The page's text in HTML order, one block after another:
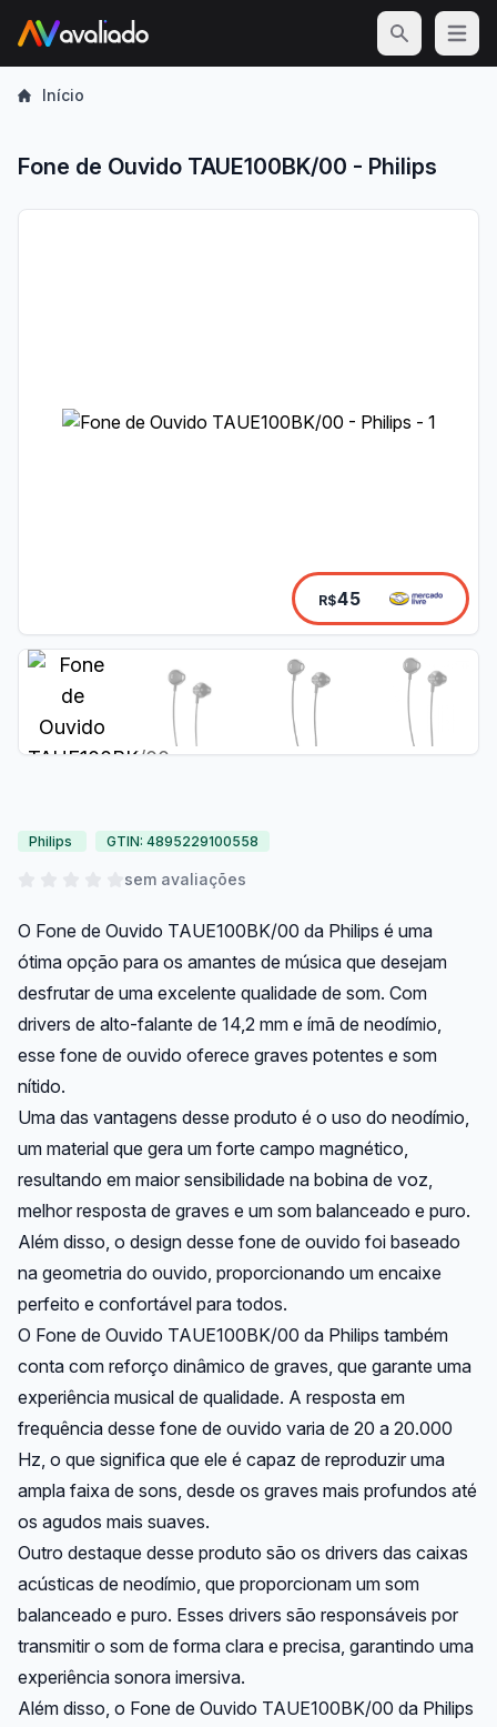
Open
Início
Fone de Ouvido TAUE100BK/00 - Philips
R$45
Philips GTIN: 4895229100558
sem avaliações
O Fone de Ouvido TAUE100BK/00 da Philips é uma
ótima opção para os amantes de música que desejam
desfrutar de uma excelente qualidade de som. Com
drivers de alto-falante de 14,2 mm e ímã de neodímio,
esse fone de ouvido oferece graves potentes e som
nítido.
Uma das vantagens desse produto é o uso do neodímio,
um material que gera um forte campo magnético,
resultando em maior sensibilidade na bobina de voz,
melhor resposta de graves e um som balanceado e puro.
Além disso, o design desse fone de ouvido foi baseado
na geometria do ouvido, proporcionando um encaixe
perfeito e confortável para todos.
O Fone de Ouvido TAUE100BK/00 da Philips também
conta com reforço dinâmico de graves, que garante uma
experiência musical de qualidade. A resposta em
frequência desse fone de ouvido varia de 20 a 20.000
Hz, o que significa que ele é capaz de reproduzir uma
ampla faixa de sons, desde os graves mais profundos até
os agudos mais suaves.
Outro destaque desse produto são os drivers das caixas
acústicas de neodímio, que proporcionam um som
balanceado e puro. Esses drivers são responsáveis por
transmitir o som de forma clara e precisa, garantindo uma
experiência sonora imersiva.
Além disso, o Fone de Ouvido TAUE100BK/00 da Philips